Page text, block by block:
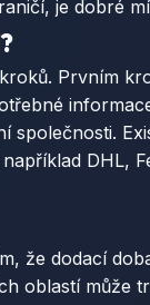
je dobré
Prvním
společnosti.
DHL,
že dodací
oblastí